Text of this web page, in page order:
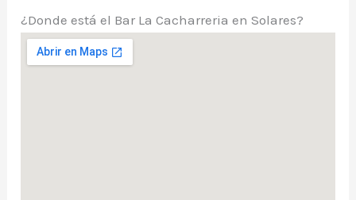
¿Donde está el Bar La Cacharreria en Solares?